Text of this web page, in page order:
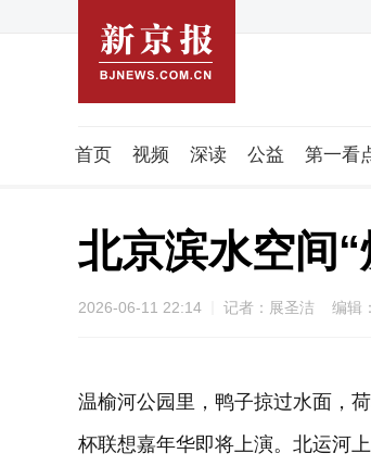
首页 视频 深读 公益 第一看
北京滨水空间“
2026-06-11 22:14 记者：展圣洁 编辑
温榆河公园里，鸭子掠过水面，
杯联想嘉年华即将上演。北运河